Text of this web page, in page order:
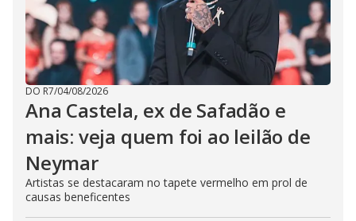
DO R7/04/08/2026
Ana Castela, ex de Safadão e
mais: veja quem foi ao leilão de
Neymar
Artistas se destacaram no tapete vermelho em prol de
causas beneficentes